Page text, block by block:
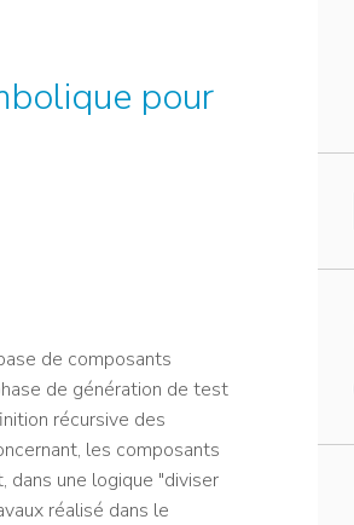
pour
de composants
de génération de test
récursive des
les composants
dans une logique "diviser
réalisé dans le